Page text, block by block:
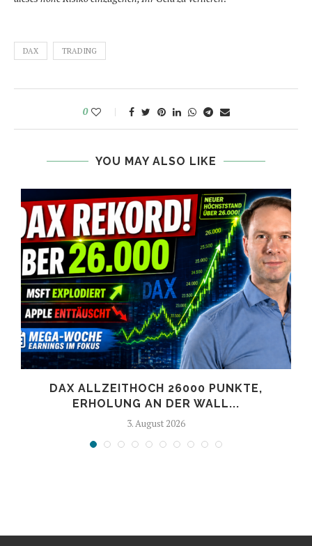
DAX TRADING
0
YOU MAY ALSO LIKE
DAX ALLZEITHOCH 26000 PUNKTE,
ERHOLUNG AN DER WALL...
3. August 2026